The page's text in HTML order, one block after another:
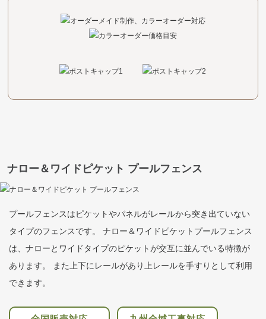
ナロー＆ワイドピケット プールフェンス
プールフェンスはピケットやパネルがレールから突き出ていない
タイプのフェンスです。 ナロー＆ワイドピケットプールフェンス
は、ナローとワイドタイプのピケットが交互に並んでいる特徴が
あります。 また上下にレールがあり上レールを手すりとして利用
できます。